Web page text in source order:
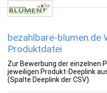
bezahlbare-blumen.de
Produktdatei
Zur Bewerbung der einzelnen
jeweiligen Produkt-Deeplink
(Spalte Deeplink der CSV).